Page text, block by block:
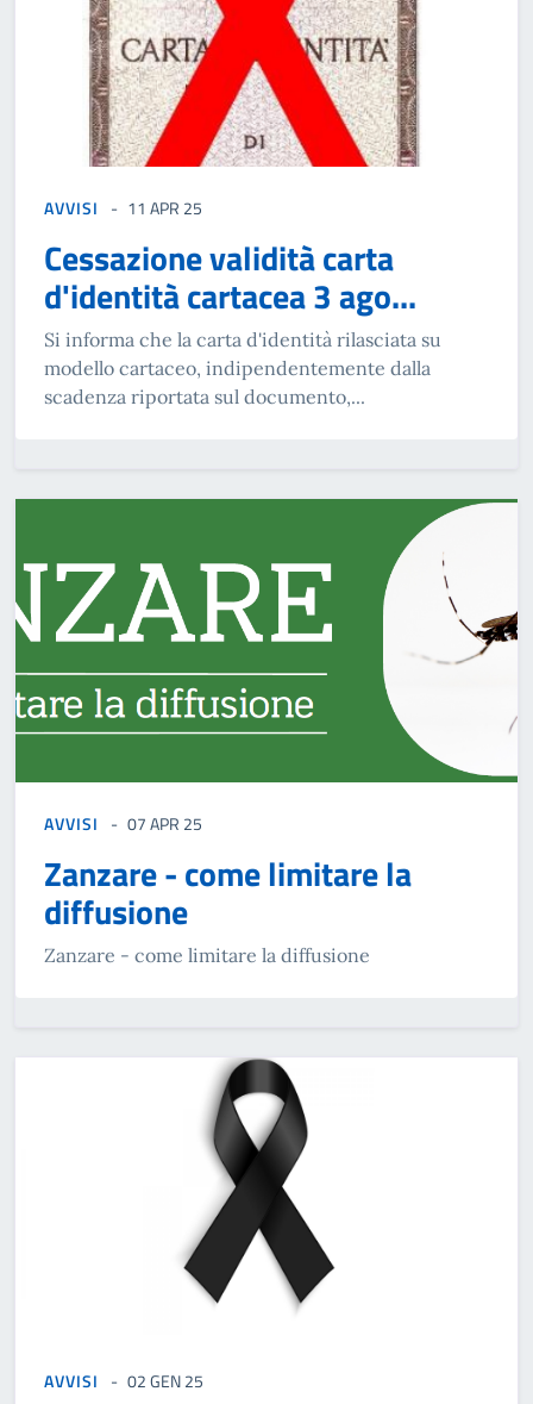
AVVISI 11 APR 25
Cessazione validità carta
d'identità cartacea 3 ago...
Si informa che la carta d'identità rilasciata su
modello cartaceo, indipendentemente dalla
scadenza riportata sul documento,...
AVVISI 07 APR 25
Zanzare - come limitare la
diffusione
Zanzare - come limitare la diffusione
AVVISI 02 GEN 25